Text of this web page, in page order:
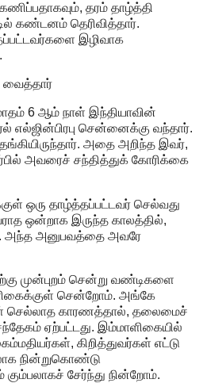
தரம் தாழ்த்தி
கண்டனம் தெரிவித்தார்.
இழிவாக
வைத்தார்
6 ஆம் நாள் இந்தியாவின்
சென்னைக்கு வந்தார்.
அதை அறிந்த இவர்,
அவரைச் சந்தித்துக் கோரிக்கை
ஒரு தாழ்த்தப்பட்டவர் செல்வது
ஒன்றாக இருந்த காலத்தில்,
அந்த அனுபவத்தை அவரே
முன்புறம் சென்று வண்டிகளை
சென்றோம். அங்கே
செல்லாத காரணத்தால், தலைமைச்
ஏற்பட்டது. இம்மாளிகையில்
கிறித்துவர்கள் எட்டு
நின்றுகொண்டு
கும்பலாகச் சேர்ந்து நின்றோம்.